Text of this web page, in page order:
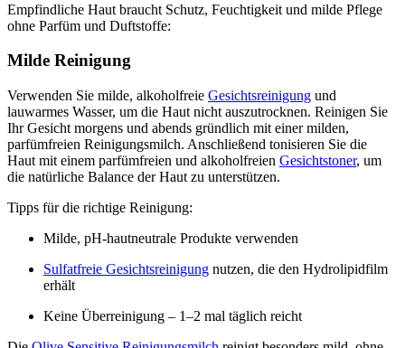
Empfindliche Haut braucht Schutz, Feuchtigkeit und milde Pflege
ohne Parfüm und Duftstoffe:
Milde Reinigung
Verwenden Sie milde, alkoholfreie Gesichtsreinigung und
lauwarmes Wasser, um die Haut nicht auszutrocknen. Reinigen Sie
Ihr Gesicht morgens und abends gründlich mit einer milden,
parfümfreien Reinigungsmilch. Anschließend tonisieren Sie die
Haut mit einem parfümfreien und alkoholfreien Gesichtstoner, um
die natürliche Balance der Haut zu unterstützen.
Tipps für die richtige Reinigung:
Milde, pH-hautneutrale Produkte verwenden
Sulfatfreie Gesichtsreinigung nutzen, die den Hydrolipidfilm
erhält
Keine Überreinigung – 1–2 mal täglich reicht